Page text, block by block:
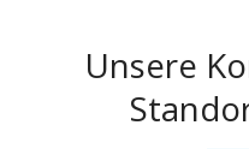
Unsere